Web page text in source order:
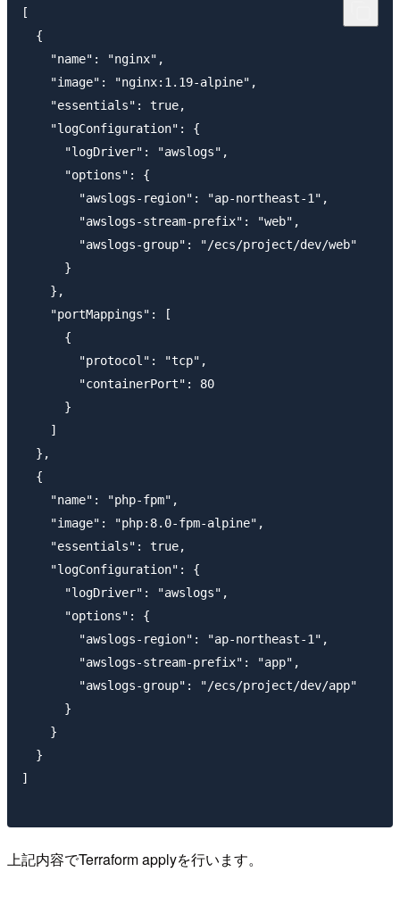
[
  {
    "name": "nginx",
    "image": "nginx:1.19-alpine",
    "essentials": true,
    "logConfiguration": {
      "logDriver": "awslogs",
      "options": {
        "awslogs-region": "ap-northeast-1",
        "awslogs-stream-prefix": "web",
        "awslogs-group": "/ecs/project/dev/web"
      }
    },
    "portMappings": [
      {
        "protocol": "tcp",
        "containerPort": 80
      }
    ]
  },
  {
    "name": "php-fpm",
    "image": "php:8.0-fpm-alpine",
    "essentials": true,
    "logConfiguration": {
      "logDriver": "awslogs",
      "options": {
        "awslogs-region": "ap-northeast-1",
        "awslogs-stream-prefix": "app",
        "awslogs-group": "/ecs/project/dev/app"
      }
    }
  }
]
上記内容でTerraform applyを行います。